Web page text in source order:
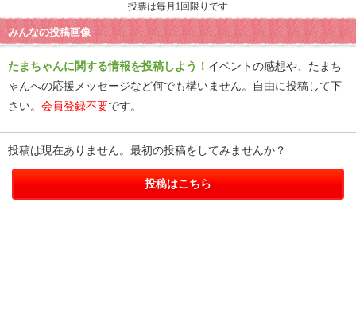
投票は毎月1回限りです
みんなの投稿画像
たまちゃんに関する情報を投稿しよう！ イベントの感想や、たまち
ゃんへの応援メッセージなど何でも構いません。自由に投稿して下
さい。 会員登録不要です。
投稿は現在ありません。最初の投稿をしてみませんか？
投稿はこちら